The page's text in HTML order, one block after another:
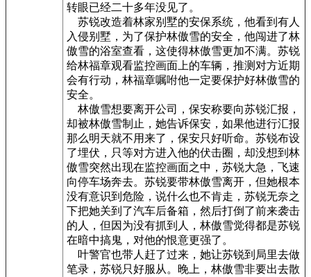
转眼已经二十多年没见了。
苏锐改造着林家别墅的安保系统，他看到有人
入侵别墅，为了保护林傲雪的安全，他闯进了林
傲雪的浴室查看，这使得林傲雪更加不满。苏锐
给林福章观看监控画面上的车辆，推测对方近期
会有行动，林福章嘱咐他一定要保护好林傲雪的
安全。
林傲雪想要离开公司，保安称要向苏锐汇报，
却被林傲雪制止，她告诉保安，如果他进行汇报
那么明天就不用来了，保安只好听命。苏锐布设
了埋伏，只等对方进入他的伏击圈，却没想到林
傲雪突然出现在监控画面之中，苏锐大急，飞速
向停车场奔去。苏锐要带林傲雪离开，但她根本
没有意识到危险，说什么也不肯走，苏锐无奈之
下把她关到了汽车后备箱，然后打倒了前来袭击
的人，但因为没有抓到人，林傲雪觉得都是苏锐
在暗中搞鬼，对他的恨意更强了。
叶警官也带人赶了过来，她让苏锐到局里去做
笔录，苏锐只好服从。晚上，林傲雪非要出去散